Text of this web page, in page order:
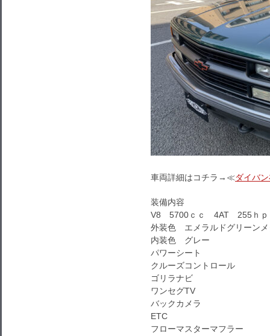
車両詳細はコチラ→≪ダイバ
装備内容
V8 5700ｃｃ 4AT 255ｈｐ
外装色 エメラルドグリーンメ
内装色 グレー
パワーシート
クルーズコントロール
ゴリラナビ
ワンセグTV
バックカメラ
ETC
フローマスターマフラー